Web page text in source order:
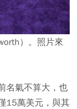
）。照片來
名氣不算大，也
15萬美元，與其